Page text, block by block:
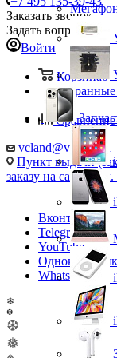
Заказать звонок
Задать вопрос
Войти
Корзина0
Сравнение
vcland@vcland.ru
Пункт выдачи
заказу на сайте),
Вконтакте
Telegram
YouTube
WhatsApp
❄
❆
❆
❅